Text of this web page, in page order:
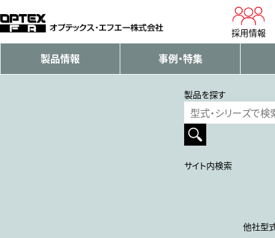
採用情報
製品情報 事例・特集
製品を探す
サイト内検索
他社型